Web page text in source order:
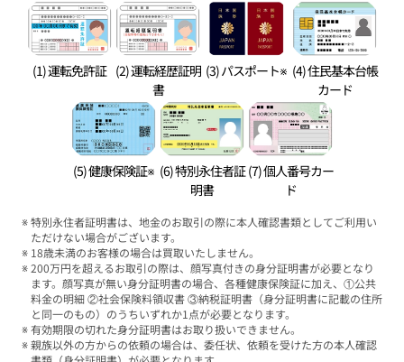
(1) 運転免許証 (2) 運転経歴証明
書
(3) パスポート※ (4) 住民基本台帳
カード
(5) 健康保険証※ (6) 特別永住者証
明書
(7) 個人番号カー
ド
特別永住者証明書は、地金のお取引の際に本人確認書類としてご利用い
ただけない場合がございます。
18歳未満のお客様の場合は買取いたしません。
200万円を超えるお取引の際は、顔写真付きの身分証明書が必要となり
ます。顔写真が無い身分証明書の場合、各種健康保険証に加え、①公共
料金の明細 ②社会保険料領収書 ③納税証明書（身分証明書に記載の住所
と同一のもの）のうちいずれか1点が必要となります。
有効期限の切れた身分証明書はお取り扱いできません。
親族以外の方からの依頼の場合は、委任状、依頼を受けた方の本人確認